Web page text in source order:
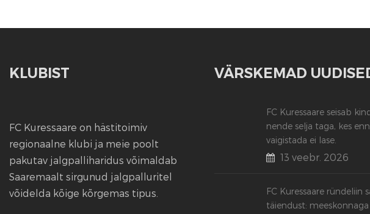
KLUBIST
FC Kuressaare on hästitoimiv
regionaalne klubi ja meie poolt
pakutav jalgpalliharidus võimaldab
Saaremaalt sirgunud jalgpalluritel
võidelda kõige kõrgemas tipus.
VÄRSKEMAD
FC Kuressaare seisab
nende selja taga, kes
vaigistada ei lase.
13 veebr. 2026
FC Kuressaare ründeliin
täiendust: